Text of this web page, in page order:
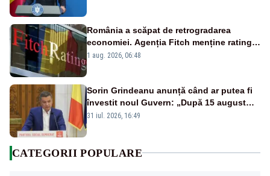
România a scăpat de retrogradarea
economiei. Agenția Fitch menține ratingul
„BBB-” cu perspectivă negativă
1 aug. 2026, 06:48
Sorin Grindeanu anunță când ar putea fi
învestit noul Guvern: „După 15 august
sunt șanse mai mari”
31 iul. 2026, 16:49
CATEGORII POPULARE